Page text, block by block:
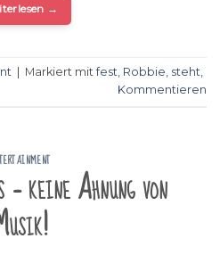
→
Markiert mitfest, Robbie, steht,
Kommentieren
keine Ahnung von